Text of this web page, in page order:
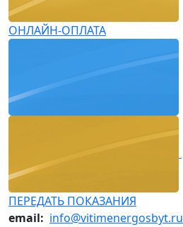
ОНЛАЙН-ОПЛАТА
ПЕРЕДАТЬ ПОКАЗАНИЯ
email: info@vitimenergosbyt.ru